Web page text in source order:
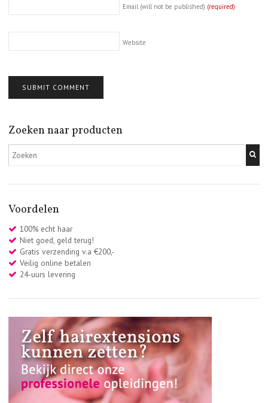
Email (will not be published) (required)
Website
Zoeken naar producten
Voordelen
100% echt haar
Niet goed, geld terug!
Gratis verzending v.a €200,-
Veilig online betalen
24-uurs levering